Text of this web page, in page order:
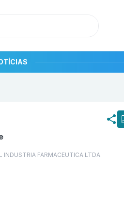
INDUSTRIA FARMACEUTICA LTDA.